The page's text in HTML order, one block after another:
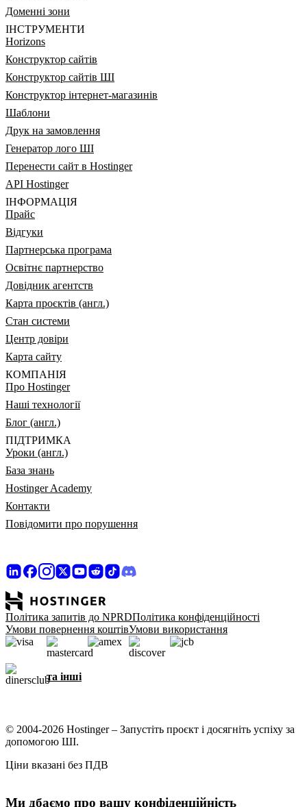
Доменні зони
ІНСТРУМЕНТИ
Horizons
Конструктор сайтів
Конструктор сайтів ШІ
Конструктор інтернет-магазинів
Шаблони
Друк на замовлення
Генератор лого ШІ
Перенести сайт в Hostinger
API Hostinger
ІНФОРМАЦІЯ
Прайс
Відгуки
Партнерська програма
Освітнє партнерство
Довідник агентств
Карта проєктів (англ.)
Стан системи
Центр довіри
Карта сайту
КОМПАНІЯ
Про Hostinger
Наші технології
Блог (англ.)
ПІДТРИМКА
Уроки (англ.)
База знань
Hostinger Academy
Контакти
Повідомити про порушення
Політика запитів до NPRDПолітика конфіденційності
Умови повернення коштівУмови використання
та інші
© 2004-2026 Hostinger – Запустіть проєкт і досягніть успіху за
допомогою ШІ.
Ціни вказані без ПДВ
Ми дбаємо про вашу конфіденційність